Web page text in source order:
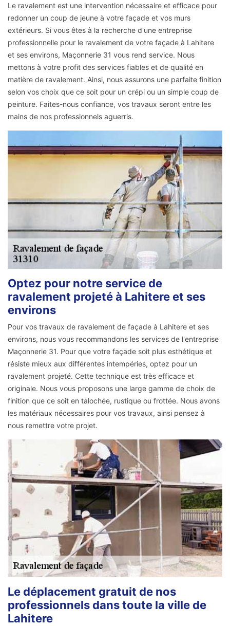
Le ravalement est une intervention nécessaire et efficace pour
redonner un coup de jeune à votre façade et vos murs
extérieurs. Si vous êtes à la recherche d'une entreprise
professionnelle pour le ravalement de votre façade à Lahitere
et ses environs, Maçonnerie 31 vous rend service. Nous
mettons à votre profit des services fiables et de qualité en
matière de ravalement. Ainsi, nous assurons une parfaite finition
selon vos choix que ce soit pour un crépi ou un simple coup de
peinture. Faites-nous confiance, vos travaux seront entre les
mains de nos professionnels aguerris.
Optez pour notre service de
ravalement projeté à Lahitere et ses
environs
Pour vos travaux de ravalement de façade à Lahitere et ses
environs, nous vous recommandons les services de l'entreprise
Maçonnerie 31. Pour que votre façade soit plus esthétique et
résiste mieux aux différentes intempéries, optez pour un
ravalement projeté. Cette technique est très efficace et
originale. Nous vous proposons une large gamme de choix de
finition que ce soit en talochée, rustique ou frottée. Nous avons
les matériaux nécessaires pour vos travaux, ainsi pensez à
nous remettre votre projet.
Le déplacement gratuit de nos
professionnels dans toute la ville de
Lahitere